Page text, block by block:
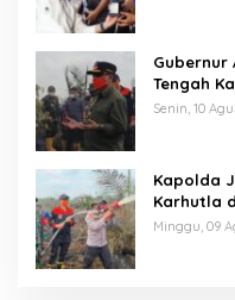
Gubernur
Tengah
Turunkan
Senin, 10
Kapolda
Karhutla
Sinergi
Minggu, 09